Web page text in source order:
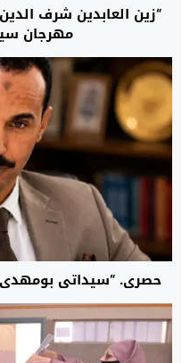
مهرجان
حصري. “سيداتي بومهدي”